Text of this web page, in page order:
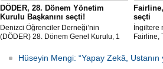
DÖDER, 28. Dönem Yönetim
Kurulu Başkanını seçti!
Denizci Öğrenciler Derneği’nin
(DÖDER) 28. Dönem Genel Kurulu, 1
Sanayicileri Birliği (GİSBİR) ev
sahipliğinde gerçekleştirildi.
seçti
İngiltere
Fairline,
Hüseyin Mengi: “Yapay Zekâ, Ustanın